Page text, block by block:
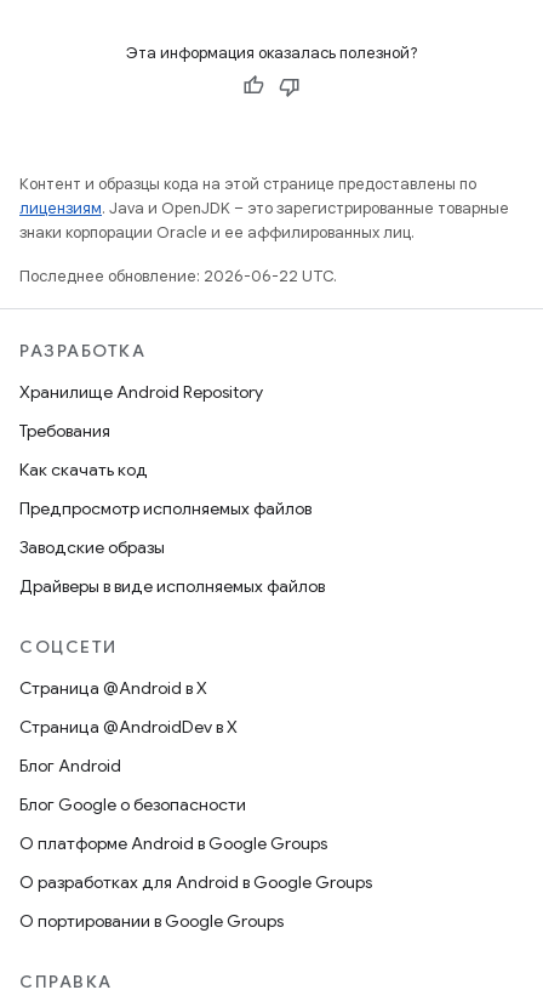
Эта информация оказалась полезной?
Контент и образцы кода на этой странице предоставлены по
лицензиям. Java и OpenJDK – это зарегистрированные товарные
знаки корпорации Oracle и ее аффилированных лиц.
Последнее обновление: 2026-06-22 UTC.
РАЗРАБОТКА
Хранилище Android Repository
Требования
Как скачать код
Предпросмотр исполняемых файлов
Заводские образы
Драйверы в виде исполняемых файлов
СОЦСЕТИ
Страница @Android в X
Страница @AndroidDev в X
Блог Android
Блог Google о безопасности
О платформе Android в Google Groups
О разработках для Android в Google Groups
О портировании в Google Groups
СПРАВКА